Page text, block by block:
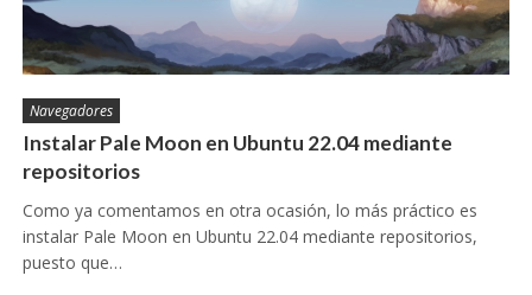
Navegadores
Instalar Pale Moon en Ubuntu 22.04 mediante
repositorios
Como ya comentamos en otra ocasión, lo más práctico es
instalar Pale Moon en Ubuntu 22.04 mediante repositorios,
puesto que…